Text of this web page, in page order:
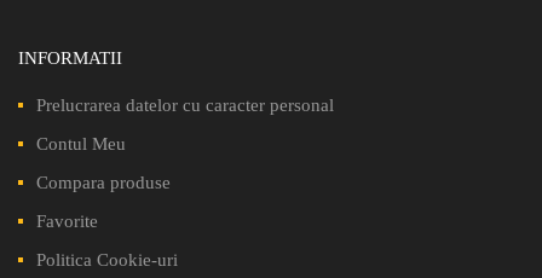
INFORMATII
Prelucrarea datelor cu caracter personal
Contul Meu
Compara produse
Favorite
Politica Cookie-uri